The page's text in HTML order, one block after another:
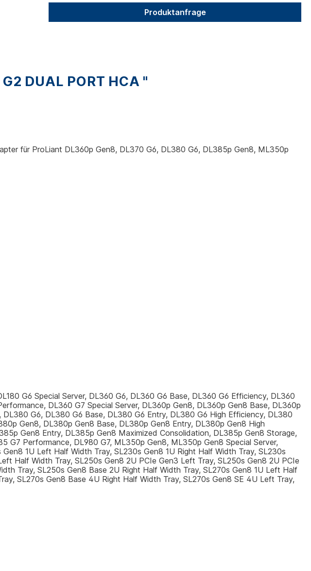
Produktanfrage
DUAL PORT HCA "
für ProLiant DL360p Gen8, DL370 G6, DL380 G6, DL385p Gen8, ML350p
G6 Special Server, DL360 G6, DL360 G6 Base, DL360 G6 Efficiency, DL360
DL360 G7 Special Server, DL360p Gen8, DL360p Gen8 Base, DL360p
G6, DL380 G6 Base, DL380 G6 Entry, DL380 G6 High Efficiency, DL380
Gen8, DL380p Gen8 Base, DL380p Gen8 Entry, DL380p Gen8 High
Gen8 Entry, DL385p Gen8 Maximized Consolidation, DL385p Gen8 Storage,
G7 Performance, DL980 G7, ML350p Gen8, ML350p Gen8 Special Server,
Gen8 1U Left Half Width Tray, SL230s Gen8 1U Right Half Width Tray, SL230s
Half Width Tray, SL250s Gen8 2U PCIe Gen3 Left Tray, SL250s Gen8 2U PCIe
Tray, SL250s Gen8 Base 2U Right Half Width Tray, SL270s Gen8 1U Left Half
SL270s Gen8 Base 4U Right Half Width Tray, SL270s Gen8 SE 4U Left Tray,